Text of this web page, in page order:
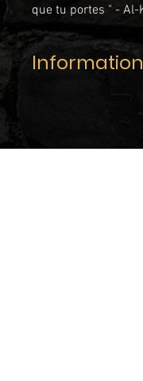
que tu portes " -
extrêmement limité